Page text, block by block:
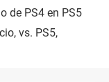
de PS4 en PS5
vs. PS5,